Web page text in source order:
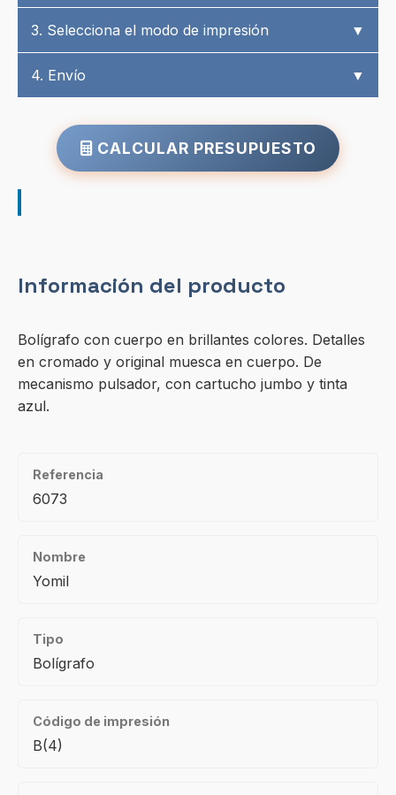
3. Selecciona el modo de impresión ▼
4. Envío ▼
CALCULAR PRESUPUESTO
Información del producto
Bolígrafo con cuerpo en brillantes colores. Detalles
en cromado y original muesca en cuerpo. De
mecanismo pulsador, con cartucho jumbo y tinta
azul.
Referencia
6073
Nombre
Yomil
Tipo
Bolígrafo
Código de impresión
B(4)